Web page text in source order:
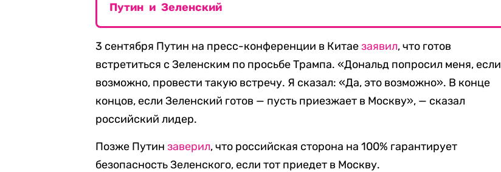
Путин и Зеленский
3 сентября Путин на пресс-конференции в Китаезаявил, что готов
встретиться с Зеленским по просьбе Трампа. «Дональд попросил меня, если
возможно, провести такую встречу. Я сказал: «Да, это возможно». В конце
концов, если Зеленский готов — пусть приезжает в Москву», — сказал
российский лидер.
Позже Путинзаверил, что российская сторона на 100% гарантирует
безопасность Зеленского, если тот приедет в Москву.